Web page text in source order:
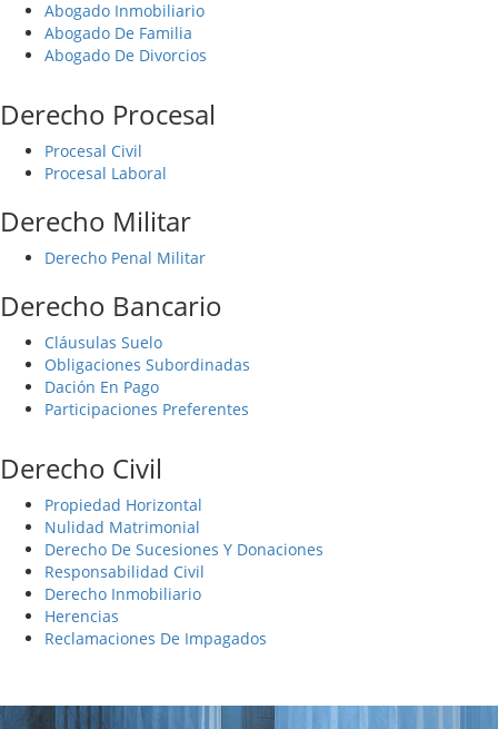
Abogado Inmobiliario
Abogado De Familia
Abogado De Divorcios
Derecho Procesal
Procesal Civil
Procesal Laboral
Derecho Militar
Derecho Penal Militar
Derecho Bancario
Cláusulas Suelo
Obligaciones Subordinadas
Dación En Pago
Participaciones Preferentes
Derecho Civil
Propiedad Horizontal
Nulidad Matrimonial
Derecho De Sucesiones Y Donaciones
Responsabilidad Civil
Derecho Inmobiliario
Herencias
Reclamaciones De Impagados